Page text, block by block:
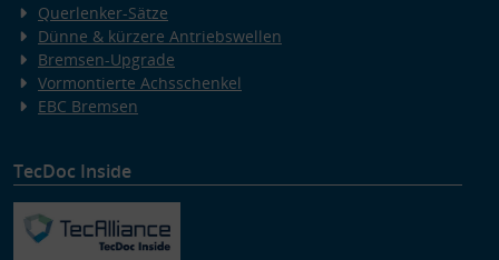
Querlenker-Sätze
Dünne & kürzere Antriebswellen
Bremsen-Upgrade
Vormontierte Achsschenkel
EBC Bremsen
TecDoc Inside